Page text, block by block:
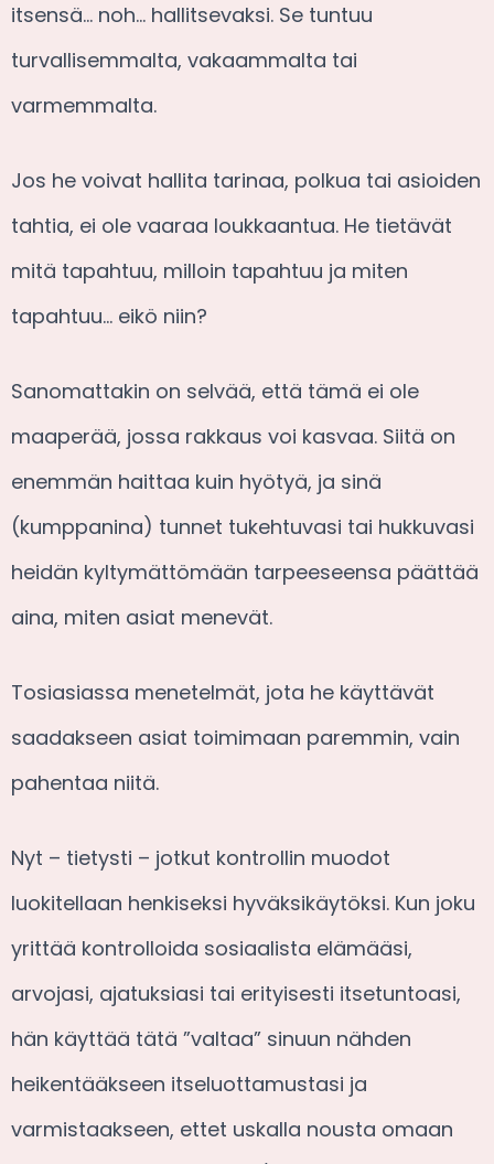
itsensä… noh… hallitsevaksi. Se tuntuu
turvallisemmalta, vakaammalta tai
varmemmalta.
Jos he voivat hallita tarinaa, polkua tai asioiden
tahtia, ei ole vaaraa loukkaantua. He tietävät
mitä tapahtuu, milloin tapahtuu ja miten
tapahtuu… eikö niin?
Sanomattakin on selvää, että tämä ei ole
maaperää, jossa rakkaus voi kasvaa. Siitä on
enemmän haittaa kuin hyötyä, ja sinä
(kumppanina) tunnet tukehtuvasi tai hukkuvasi
heidän kyltymättömään tarpeeseensa päättää
aina, miten asiat menevät.
Tosiasiassa menetelmät, jota he käyttävät
saadakseen asiat toimimaan paremmin, vain
pahentaa niitä.
Nyt – tietysti – jotkut kontrollin muodot
luokitellaan henkiseksi hyväksikäytöksi. Kun joku
yrittää kontrolloida sosiaalista elämääsi,
arvojasi, ajatuksiasi tai erityisesti itsetuntoasi,
hän käyttää tätä ”valtaa” sinuun nähden
heikentääkseen itseluottamustasi ja
varmistaakseen, ettet uskalla nousta omaan